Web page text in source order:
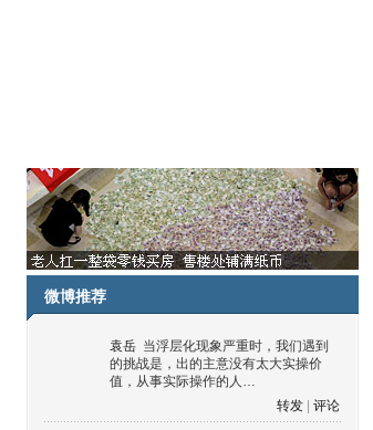
微博推荐
袁岳 当浮层化现象严重时，我们遇到
的挑战是，出的主意没有太大实操价
值，从事实际操作的人…
转发
评论